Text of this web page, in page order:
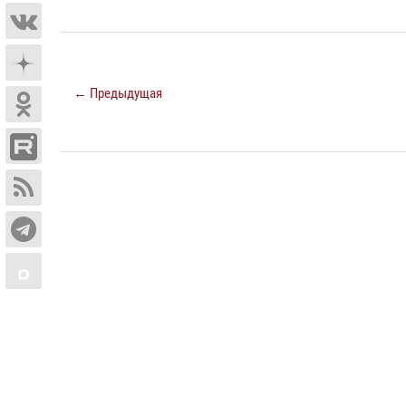
← Предыдущая